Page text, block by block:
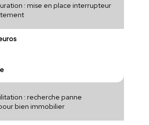
: mise en place interrupteur
: recherche panne
bien immobilier